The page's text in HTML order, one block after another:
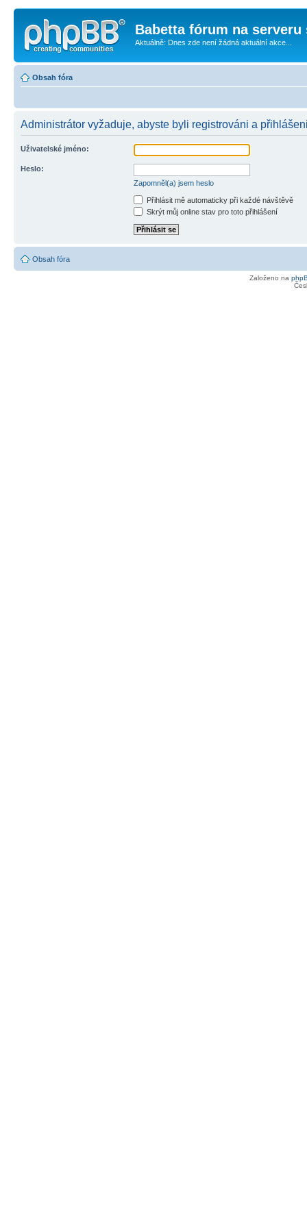
Babetta fórum na serveru
Aktuálně: Dnes zde není žádná aktuální akce...
Obsah fóra
Administrátor vyžaduje, abyste byli registrováni a
Uživatelské jméno:
Heslo:
Zapomněl(a) jsem heslo
Přihlásit mě automaticky při každé návštěvě
Skrýt můj online stav pro toto přihlášení
Obsah fóra
Založeno na